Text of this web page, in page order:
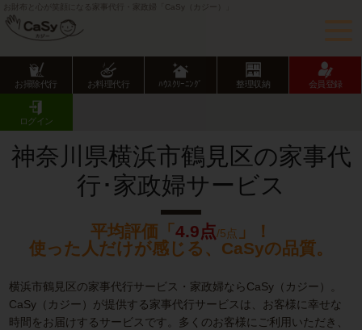
お財布と心が笑顔になる家事代行・家政婦「CaSy（カジー）」
お掃除代行 お料理代行 ﾊｳｽｸﾘｰﾆﾝｸﾞ 整理収納 会員登録
ログイン
CaSy TOP
鶴見区の家事代行･家政婦サービス
神奈川県横浜市鶴見区の家事代
行･家政婦サービス
平均評価「 4.9点/5点
」！
使った人だけが感じる、CaSyの品質。
横浜市鶴見区の家事代行サービス・家政婦ならCaSy（カジー）。
CaSy（カジー）が提供する家事代行サービスは、お客様に幸せな
時間をお届けするサービスです。多くのお客様にご利用いただき、